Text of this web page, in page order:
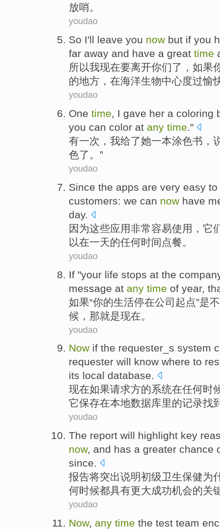
放哨。
youdao
So I'll leave you now but if you
far away and have a great time
所以我现在要离开你们了， 如果
的地方， 在海洋生物中心度过愉
youdao
One time, I gave her a coloring
you can color at any time."
有一次，我给了她一本涂色书，
色了。”
youdao
Since the apps are very easy
customers: we can now have
day.
因为这些应用非常容易使用，它
以在一天的任何时间点餐。
youdao
If "your life stops at the
message at any time of year,
如果“你的生活停在公司 起点”是
候 ， 那就是现在 。
youdao
Now if the requester_s system
requester will know where to
its local database.
现在如果请求方的系统在任何时
它保存在本地数据库里的记录找
youdao
The report will highlight key
now, and has a greater chance
since.
报告将突出说明初级卫生保健为
何时候都具有更大成功机会的关
youdao
Now, any time the test team